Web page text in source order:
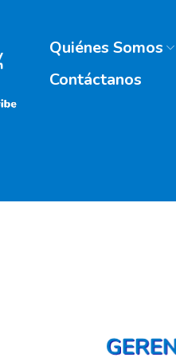
Quiénes Somos
Contáctanos